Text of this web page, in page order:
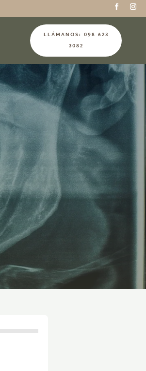
LLÁMANOS: 098 623
3082